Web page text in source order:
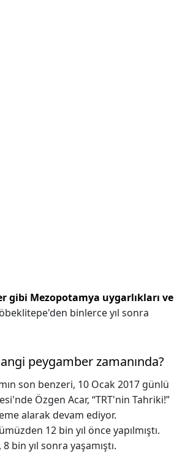
gibi Mezopotamya uygarlıkları ve
binlerce yıl sonra
peygamber zamanında?
son benzeri, 10 Ocak 2017 günlü
Özgen Acar, “TRT'nin Tahriki!”
alarak devam ediyor.
12 bin yıl önce yapılmıştı.
, 8 bin yıl sonra yaşamıştı.